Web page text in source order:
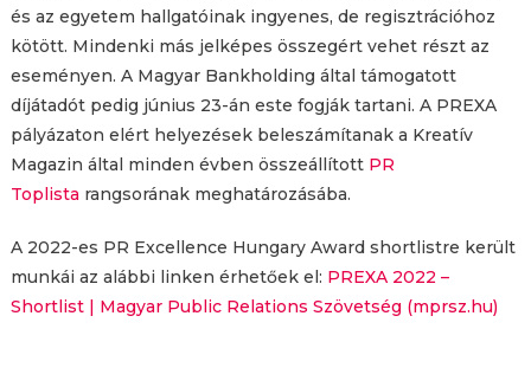
és az egyetem hallgatóinak ingyenes, de regisztrációhoz
kötött. Mindenki más jelképes összegért vehet részt az
eseményen. A Magyar Bankholding által támogatott
díjátadót pedig június 23-án este fogják tartani. A PREXA
pályázaton elért helyezések beleszámítanak a Kreatív
Magazin által minden évben összeállított PR
Toplista rangsorának meghatározásába.
A 2022-es PR Excellence Hungary Award shortlistre került
munkái az alábbi linken érhetőek el: PREXA 2022 –
Shortlist | Magyar Public Relations Szövetség (mprsz.hu)